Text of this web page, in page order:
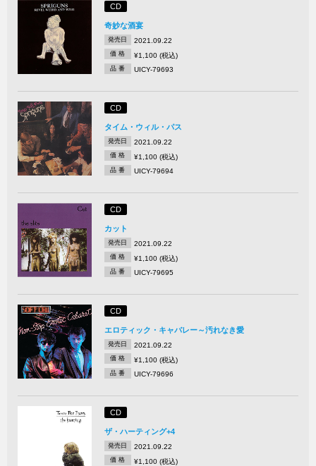
CD
奇妙な酒宴
発売日 2021.09.22
価 格 ¥1,100 (税込)
品 番 UICY-79693
CD
タイム・ウィル・パス
発売日 2021.09.22
価 格 ¥1,100 (税込)
品 番 UICY-79694
CD
カット
発売日 2021.09.22
価 格 ¥1,100 (税込)
品 番 UICY-79695
CD
エロティック・キャバレー～汚れなき愛
発売日 2021.09.22
価 格 ¥1,100 (税込)
品 番 UICY-79696
CD
ザ・ハーティング+4
発売日 2021.09.22
価 格 ¥1,100 (税込)